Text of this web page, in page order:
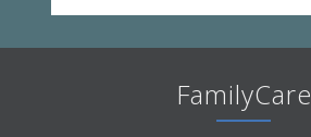
FamilyCare